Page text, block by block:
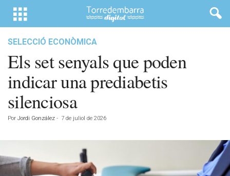
SELECCIÓ ECONÒMICA
Els set senyals que poden
indicar una prediabetis
silenciosa
Por Jordi González - 7 de juliol de 2026